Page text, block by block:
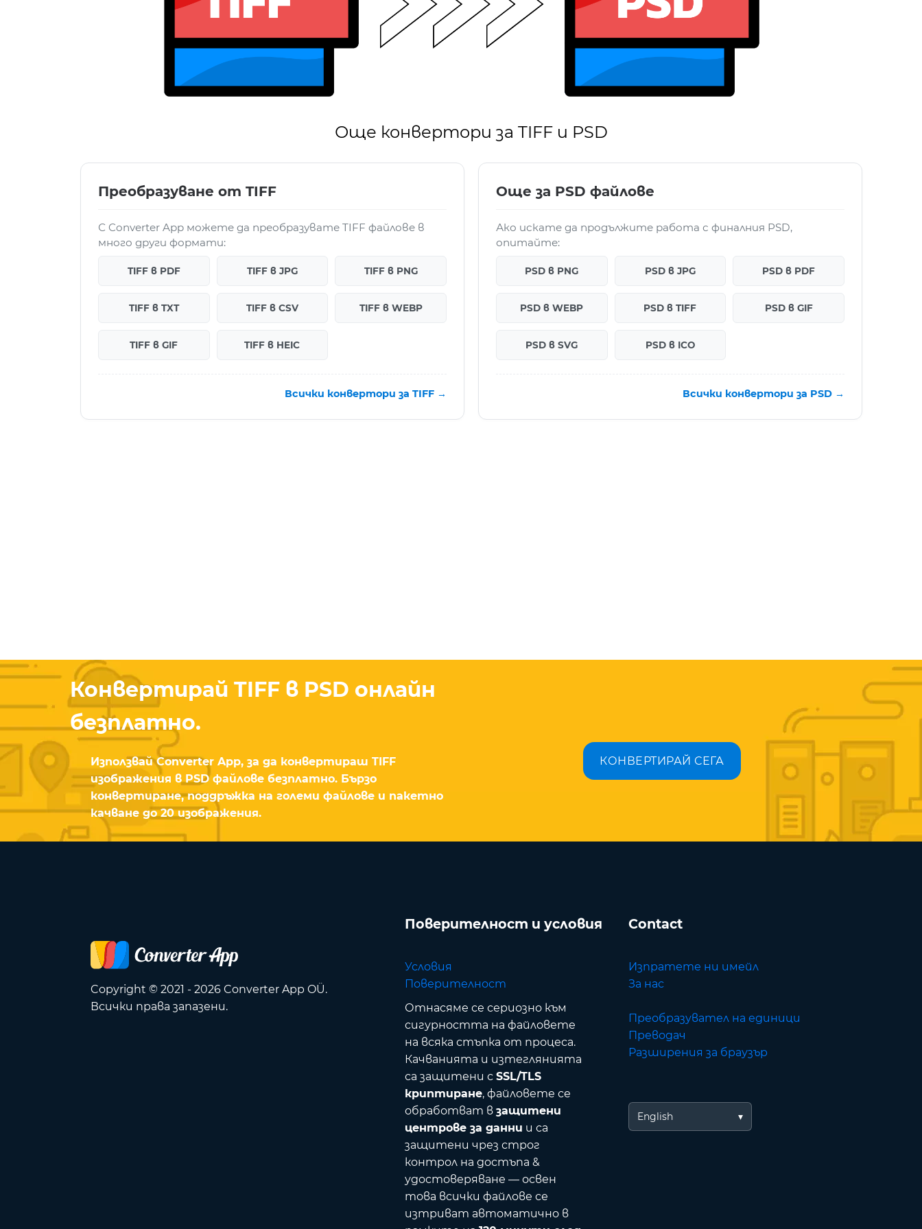
Още конвертори за TIFF и PSD
Преобразуване от TIFF
С Converter App можете да преобразувате TIFF файлове в
много други формати:
TIFF в PDF TIFF в JPG TIFF в PNG
TIFF в TXT TIFF в CSV TIFF в WEBP
TIFF в GIF TIFF в HEIC
Всички конвертори за TIFF →
Още за PSD файлове
Ако искате да продължите работа с финалния PSD,
опитайте:
PSD в PNG PSD в JPG PSD в PDF
PSD в WEBP PSD в TIFF PSD в GIF
PSD в SVG PSD в ICO
Всички конвертори за PSD →
Конвертирай TIFF в PSD онлайн
безплатно.
Използвай Converter App, за да конвертираш TIFF
изображения в PSD файлове безплатно. Бързо
конвертиране, поддръжка на големи файлове и пакетно
качване до 20 изображения.
КОНВЕРТИРАЙ СЕГА
Copyright © 2021 - 2026 Converter App OÜ.
Всички права запазени.
Поверителност и условия
Условия
Поверителност
Отнасяме се сериозно към
сигурността на файловете
на всяка стъпка от процеса.
Качванията и изтеглянията
са защитени с SSL/TLS
криптиране, файловете се
обработват в защитени
центрове за данни и са
защитени чрез строг
контрол на достъпа &
удостоверяване — освен
това всички файлове се
изтриват автоматично в
Contact
Изпратете ни имейл
За нас
Преобразувател на единици
Преводач
Разширения за браузър
English